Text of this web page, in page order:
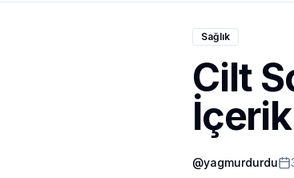
Sağlık
Cilt
@yagmurdurdu